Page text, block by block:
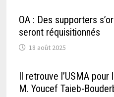
OA : Des supporters
seront réquisitionnés
18 août 2025
Il retrouve l’USMA
M. Youcef Taieb-